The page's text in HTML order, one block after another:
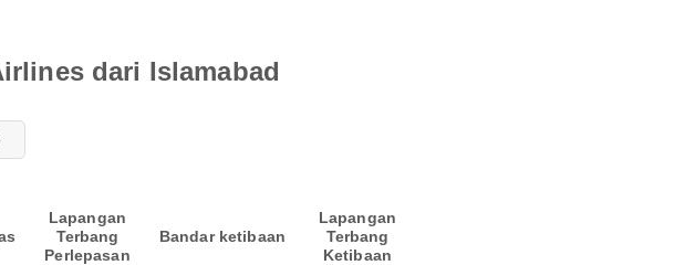
dari Islamabad
Lapangan
Terbang
Perlepasan
Bandar ketibaan
Lapangan
Terbang
Ketibaan